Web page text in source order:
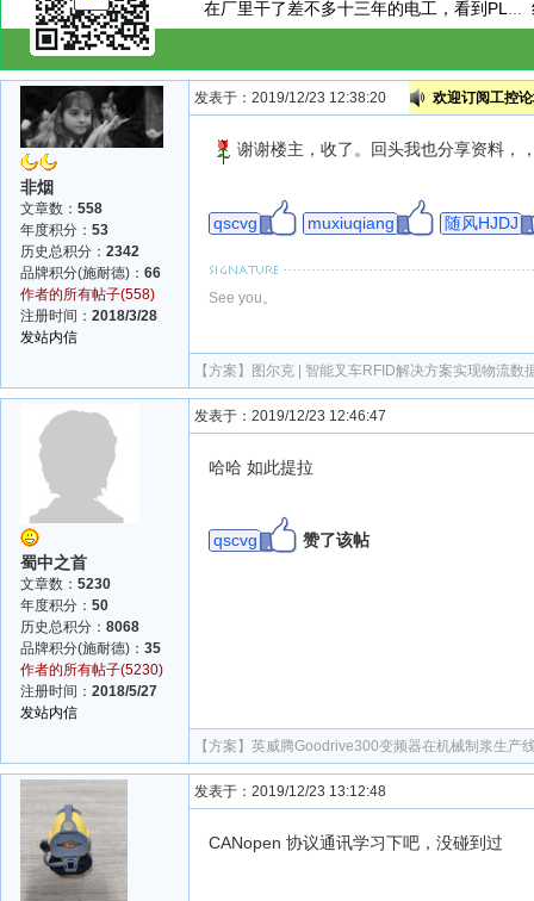
在厂里干了差不多十三年的电工，看到PLC模块上接了一个小玩意，这小玩意到底是干嘛用的呢？
非烟
文章数： 558
年度积分： 53
历史总积分： 2342
品牌积分(施耐德)： 66
作者的所有帖子(558)
注册时间： 2018/3/28
发站内信
发表于：2019/12/23 12:38:20 欢迎订阅工控
谢谢楼主，收了。回头我也分享资料，
qscvg muxiuqiang 随风HJDJ
See you。
【方案】 图尔克 | 智能叉车RFID解决方案实现物流数
蜀中之首
文章数： 5230
年度积分： 50
历史总积分： 8068
品牌积分(施耐德)： 35
作者的所有帖子(5230)
注册时间： 2018/5/27
发站内信
发表于：2019/12/23 12:46:47
哈哈 如此提拉
qscvg 赞了该帖
【方案】 英威腾Goodrive300变频器在机械制浆生产
发表于：2019/12/23 13:12:48
CANopen 协议通讯学习下吧，没碰到过